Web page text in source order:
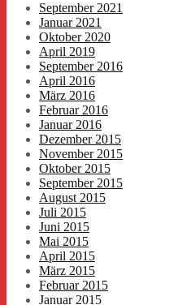
September 2021
Januar 2021
Oktober 2020
April 2019
September 2016
April 2016
März 2016
Februar 2016
Januar 2016
Dezember 2015
November 2015
Oktober 2015
September 2015
August 2015
Juli 2015
Juni 2015
Mai 2015
April 2015
März 2015
Februar 2015
Januar 2015